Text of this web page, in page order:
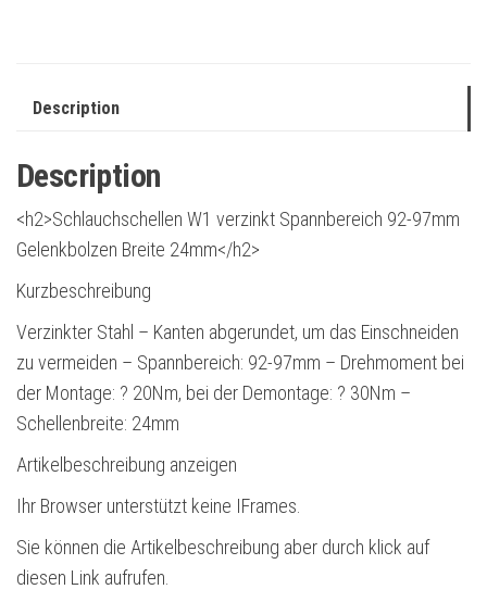
Description
Description
<h2>Schlauchschellen W1 verzinkt Spannbereich 92-97mm
Gelenkbolzen Breite 24mm</h2>
Kurzbeschreibung
Verzinkter Stahl – Kanten abgerundet, um das Einschneiden
zu vermeiden – Spannbereich: 92-97mm – Drehmoment bei
der Montage: ? 20Nm, bei der Demontage: ? 30Nm –
Schellenbreite: 24mm
Artikelbeschreibung anzeigen
Ihr Browser unterstützt keine IFrames.
Sie können die Artikelbeschreibung aber durch klick auf
diesen Link aufrufen.